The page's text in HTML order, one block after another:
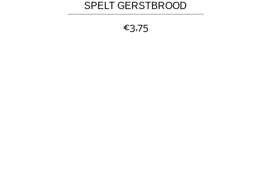
SPELT GERSTBROOD
€3,75